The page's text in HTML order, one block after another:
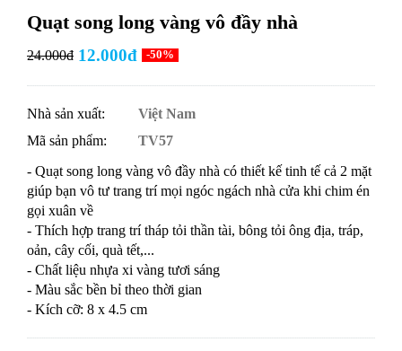
Quạt song long vàng vô đầy nhà
24.000đ 12.000đ -50%
Nhà sản xuất:
Việt Nam
Mã sản phẩm:
TV57
- Quạt song long vàng vô đầy nhà có thiết kế tinh tế cả 2 mặt
giúp bạn vô tư trang trí mọi ngóc ngách nhà cửa khi chim én
gọi xuân về
- Thích hợp trang trí tháp tỏi thần tài, bông tỏi ông địa, tráp,
oản, cây cối, quà tết,...
- Chất liệu nhựa xi vàng tươi sáng
- Màu sắc bền bỉ theo thời gian
- Kích cỡ: 8 x 4.5 cm